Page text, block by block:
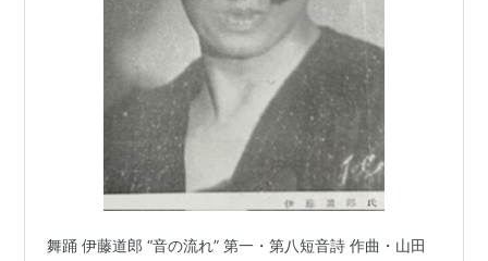
舞踊 伊藤道郎 “音の流れ” 第一・第八短音詩 作曲・山田